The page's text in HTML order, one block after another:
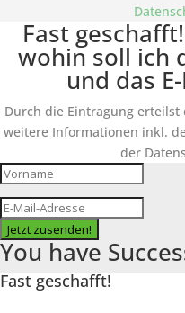
Fast
wohin soll ich
und das
Durch die Eintragung
weitere Informationen inkl.
der
Jetzt zusenden!
You have
Fast geschafft!